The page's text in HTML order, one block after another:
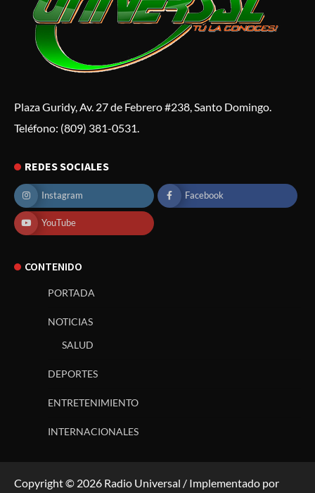
Plaza Guridy, Av. 27 de Febrero #238, Santo Domingo.
Teléfono: (809) 381-0531.
REDES SOCIALES
Instagram Facebook
YouTube
CONTENIDO
PORTADA
NOTICIAS
SALUD
DEPORTES
ENTRETENIMIENTO
INTERNACIONALES
Copyright © 2026 Radio Universal / Implementado por